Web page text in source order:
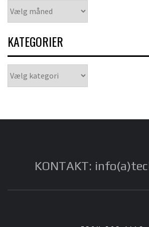
KATEGORIER
KONTAKT: